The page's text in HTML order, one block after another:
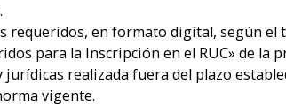
en formato digital, según el
para la Inscripción en el RUC» de la
realizada fuera del plazo
vigente.